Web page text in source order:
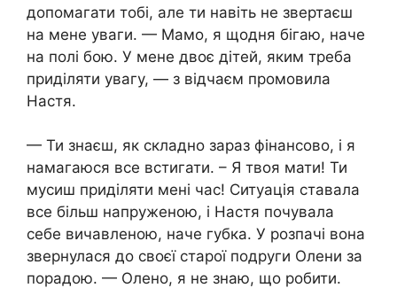
допомагати тобі, але ти навіть не звертаєш
на мене уваги. — Мамо, я щодня бігаю, наче
на полі бою. У мене двоє дітей, яким треба
приділяти увагу, — з відчаєм промовила
Настя.
— Ти знаєш, як складно зараз фінансово, і я
намагаюся все встигати. – Я твоя мати! Ти
мусиш приділяти мені час! Ситуація ставала
все більш напруженою, і Настя почувала
себе вичавленою, наче губка. У розпачі вона
звернулася до своєї старої подруги Олени за
порадою. — Олено, я не знаю, що робити.